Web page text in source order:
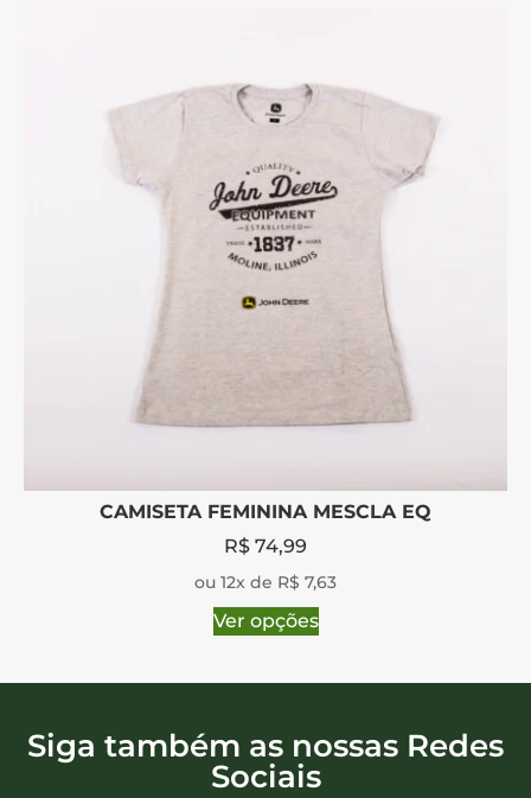
CAMISETA FEMININA MESCLA EQ
R$ 74,99
ou 12x de R$ 7,63
Ver opções
Siga também as nossas Redes
Sociais